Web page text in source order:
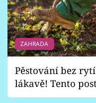
ZAHRADA
Pěstování bez
lákavě! Tento
vhodný jen pro